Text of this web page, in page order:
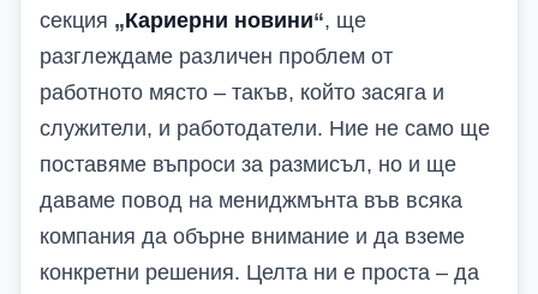
секция „Кариерни новини“, ще
разглеждаме различен проблем от
работното място – такъв, който засяга и
служители, и работодатели. Ние не само ще
поставяме въпроси за размисъл, но и ще
даваме повод на мениджмънта във всяка
компания да обърне внимание и да вземе
конкретни решения. Целта ни е проста – да